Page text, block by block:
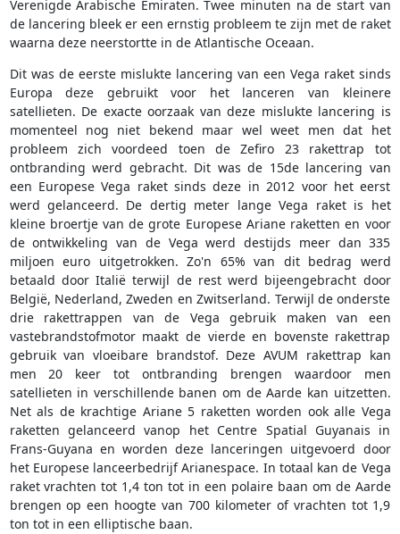
Verenigde Arabische Emiraten. Twee minuten na de start van
de lancering bleek er een ernstig probleem te zijn met de raket
waarna deze neerstortte in de Atlantische Oceaan.
Dit was de eerste mislukte lancering van een Vega raket sinds
Europa deze gebruikt voor het lanceren van kleinere
satellieten. De exacte oorzaak van deze mislukte lancering is
momenteel nog niet bekend maar wel weet men dat het
probleem zich voordeed toen de Zefiro 23 rakettrap tot
ontbranding werd gebracht. Dit was de 15de lancering van
een Europese Vega raket sinds deze in 2012 voor het eerst
werd gelanceerd. De dertig meter lange Vega raket is het
kleine broertje van de grote Europese Ariane raketten en voor
de ontwikkeling van de Vega werd destijds meer dan 335
miljoen euro uitgetrokken. Zo'n 65% van dit bedrag werd
betaald door Italië terwijl de rest werd bijeengebracht door
België, Nederland, Zweden en Zwitserland. Terwijl de onderste
drie rakettrappen van de Vega gebruik maken van een
vastebrandstofmotor maakt de vierde en bovenste rakettrap
gebruik van vloeibare brandstof. Deze AVUM rakettrap kan
men 20 keer tot ontbranding brengen waardoor men
satellieten in verschillende banen om de Aarde kan uitzetten.
Net als de krachtige Ariane 5 raketten worden ook alle Vega
raketten gelanceerd vanop het Centre Spatial Guyanais in
Frans-Guyana en worden deze lanceringen uitgevoerd door
het Europese lanceerbedrijf Arianespace. In totaal kan de Vega
raket vrachten tot 1,4 ton tot in een polaire baan om de Aarde
brengen op een hoogte van 700 kilometer of vrachten tot 1,9
ton tot in een elliptische baan.